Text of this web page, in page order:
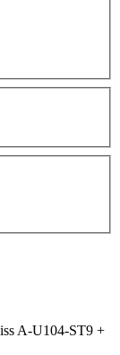
A-U104-ST9 +